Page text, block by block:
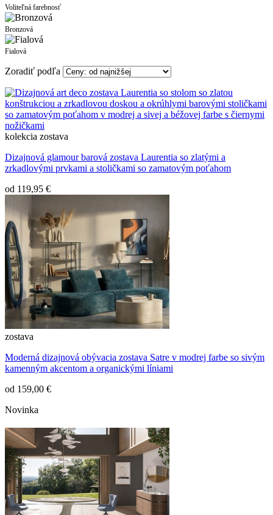
Voliteľná farebnosť
Bronzová
Fialová
Zoradiť podľa
kolekcia zostava
Dizajnová glamour barová zostava Laurentia so zlatými a
zrkadlovými prvkami a stoličkami so zamatovým poťahom
od 119,95 €
zostava
Moderná dizajnová obývacia zostava Satre v modrej farbe so sivým
kamenným akcentom a organickými líniami
od 159,00 €
Novinka